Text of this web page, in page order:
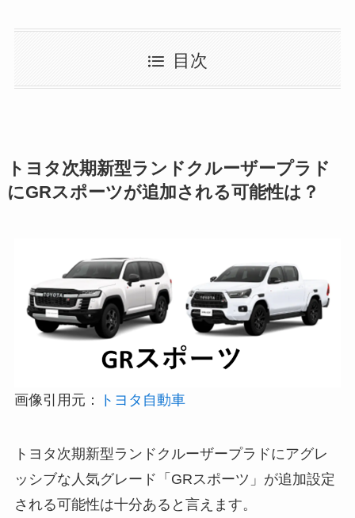
目次
トヨタ次期新型ランドクルーザープラド
にGRスポーツが追加される可能性は？
画像引用元： トヨタ自動車
トヨタ次期新型ランドクルーザープラドにアグレ
ッシブな人気グレード 「GRスポーツ」が追加設定
される可能性は十分ある と言えます。